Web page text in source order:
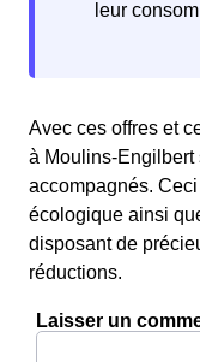
Avec ces offres et
à Moulins-Engilbert
accompagnés.
écologique ainsi
disposant de
réductions.
Laisser un